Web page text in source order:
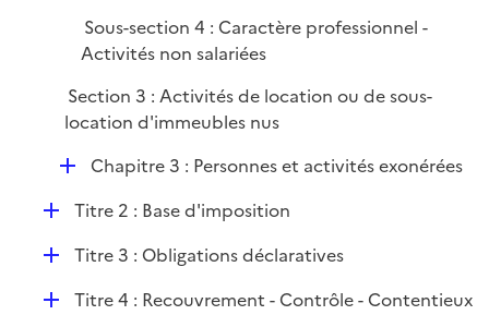
Sous-section 4 : Caractère professionnel -
Activités non salariées
Section 3 : Activités de location ou de sous-
location d'immeubles nus
D
p
l
i
e
Chapitre 3 : Personnes et activités exonérées
DTitre 2 : Base d'imposition
DTitre 3 : Obligations déclaratives
DTitre 4 : Recouvrement - Contrôle - Contentieux